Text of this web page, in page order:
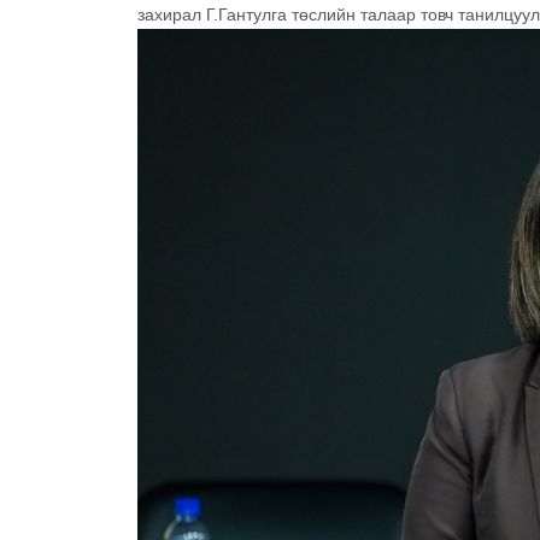
захирал Г.Гантулга төслийн талаар товч